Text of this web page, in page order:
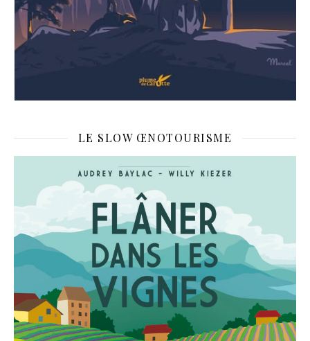
LE SLOW ŒNOTOURISME